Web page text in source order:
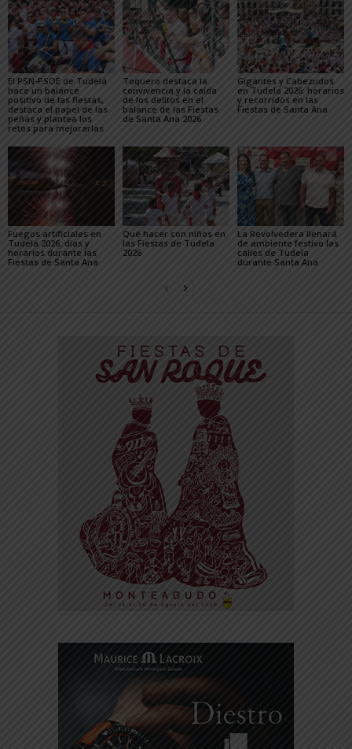
El PSN-PSOE de Tudela
hace un balance
positivo de las fiestas,
destaca el papel de las
peñas y plantea los
retos para mejorarlas
Toquero destaca la
convivencia y la caída
de los delitos en el
balance de las Fiestas
de Santa Ana 2026
Gigantes y Cabezudos
en Tudela 2026: horarios
y recorridos en las
Fiestas de Santa Ana
Fuegos artificiales en
Tudela 2026: días y
horarios durante las
Fiestas de Santa Ana
Qué hacer con niños en
las Fiestas de Tudela
2026
La Revolvedera llenará
de ambiente festivo las
calles de Tudela
durante Santa Ana